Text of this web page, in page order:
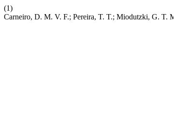
(1)
Carneiro, D. M. V. F.; Pereira, T. T.; Miodutzki, G. T.